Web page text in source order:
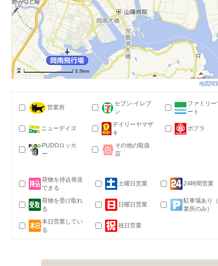
3.5km
地図閲
営業所
セブン-イレブ
ン
ファミリー
ート
ニューデイズ
デイリーヤマザ
キ
ポプラ
PUDOロッカ
ー
その他の取扱
店
荷物を持込発送
できる
土曜日営業 24時間営業
荷物を受け取れ
る
日曜日営業
駐車場あり
業所のみ）
本日営業してい
る
祝日営業